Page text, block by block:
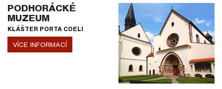
PODHORÁCKÉ
MUZEUM
KLÁŠTER PORTA COELI
VÍCE INFORMACÍ